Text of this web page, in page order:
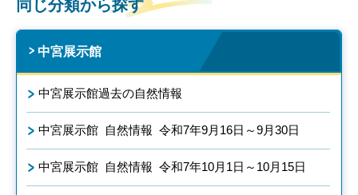
同じ分類から探す
中宮展示館
中宮展示館過去の自然情報
中宮展示館 自然情報 令和7年9月16日～9月30日
中宮展示館 自然情報 令和7年10月1日～10月15日